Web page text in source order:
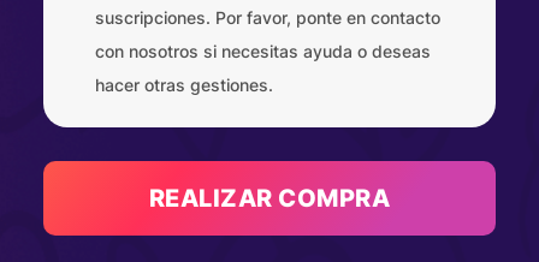
suscripciones. Por favor, ponte en contacto
con nosotros si necesitas ayuda o deseas
hacer otras gestiones.
REALIZAR COMPRA